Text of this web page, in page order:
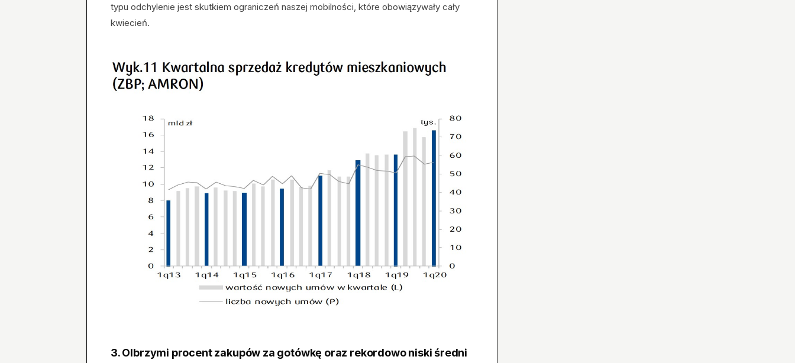
typu odchylenie jest skutkiem ograniczeń naszej mobilności, które obowiązywały cały
kwiecień.
3. Olbrzymi procent zakupów za gotówkę oraz rekordowo niski średni